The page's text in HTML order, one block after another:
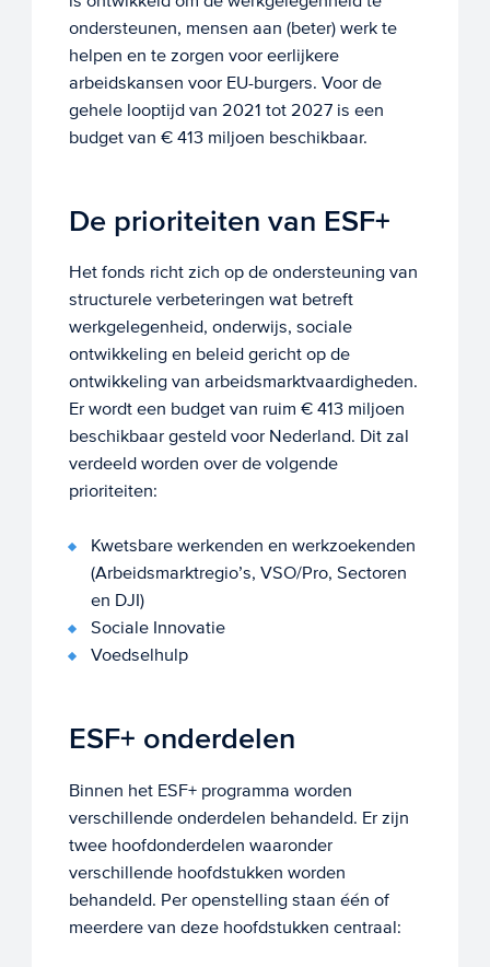
ondersteunen, mensen aan (beter) werk te
helpen en te zorgen voor eerlijkere
arbeidskansen voor EU-burgers. Voor de
gehele looptijd van 2021 tot 2027 is een
budget van € 413 miljoen beschikbaar.
De prioriteiten van ESF+
Het fonds richt zich op de ondersteuning van
structurele verbeteringen wat betreft
werkgelegenheid, onderwijs, sociale
ontwikkeling en beleid gericht op de
ontwikkeling van arbeidsmarktvaardigheden.
Er wordt een budget van ruim € 413 miljoen
beschikbaar gesteld voor Nederland. Dit zal
verdeeld worden over de volgende
prioriteiten:
Kwetsbare werkenden en werkzoekenden
(Arbeidsmarktregio’s, VSO/Pro, Sectoren
en DJI)
Sociale Innovatie
Voedselhulp
ESF+ onderdelen
Binnen het ESF+ programma worden
verschillende onderdelen behandeld. Er zijn
twee hoofdonderdelen waaronder
verschillende hoofdstukken worden
behandeld. Per openstelling staan één of
meerdere van deze hoofdstukken centraal: